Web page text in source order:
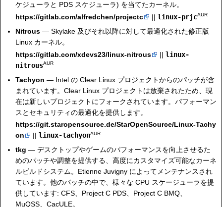
ケジューラと PDS スケジューラ) を当てたカーネル。
https://gitlab.com/alfredchen/projectc
||linux-prjcAUR
Nitrous — Skylake 及びそれ以降に対して最適化された修正版
Linux カーネル。
https://gitlab.com/xdevs23/linux-nitrous
||linux-
nitrousAUR
Tachyon — Intel の Clear Linux プロジェクトからのパッチが含
まれています。Clear Linux プロジェクトは放棄されたため、現
在は新しいプロジェクトにフォークされています。パフォーマン
スとセキュリティの最適化を提供します。
https://git.staropensource.de/StarOpenSource/Linux-Tachy
on
||linux-tachyonAUR
tkg — デスクトップやゲームのパフォーマンスを向上させるた
めのパッチや調整を提供する、高度にカスタマイズ可能なカーネ
ルビルドシステム。Etienne Juvigny によってメンテナンスされ
ています。他のパッチの中で、様々な CPU スケージューラを提
供しています: CFS、Project C PDS、Project C BMQ、
MuQSS、CacULE。